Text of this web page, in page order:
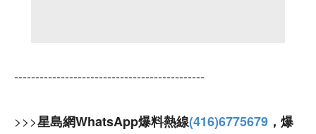
---------------------------------------------
>>>星島網WhatsApp爆料熱線(416)6775679 ，爆